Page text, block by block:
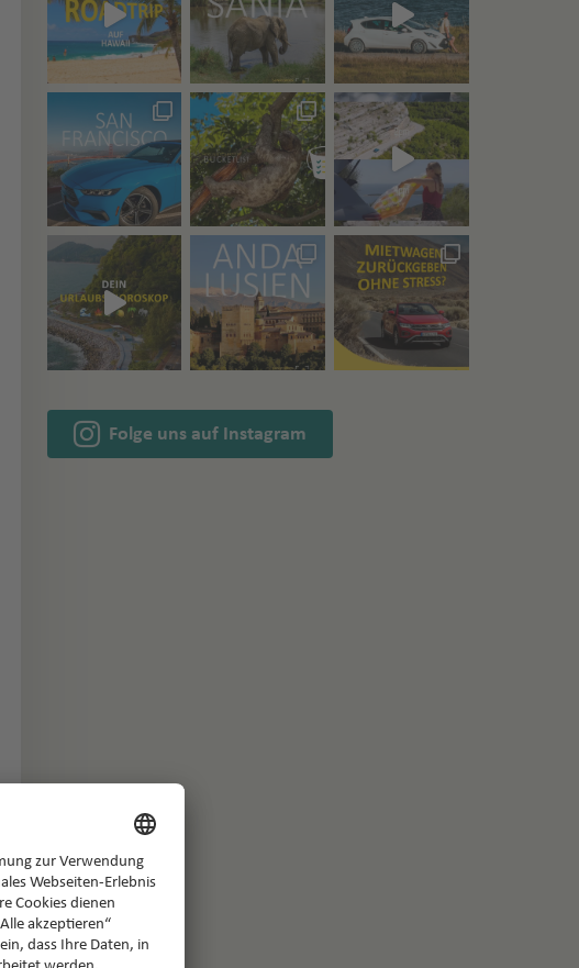
Folge uns auf Instagram